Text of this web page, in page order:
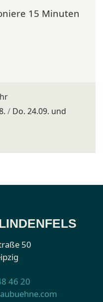
15 Minuten
Do. 24.09. und
50
46 20